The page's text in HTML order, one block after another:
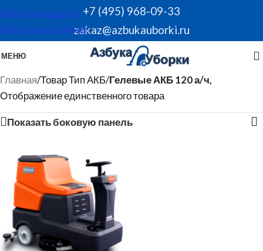
Skip to navigation
Skip to main content
+7 (495) 968-09-33
zakaz@azbukauborki.ru
МЕНЮ
Главная/Товар Тип АКБ/Гелевые АКБ 120 а/ч,
Отображение единственного товара
Показать боковую панель